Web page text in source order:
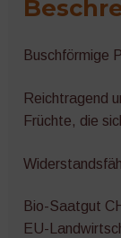
Buschförmige
Reichtragend
Früchte, die
Bio-Saatgut
EU-